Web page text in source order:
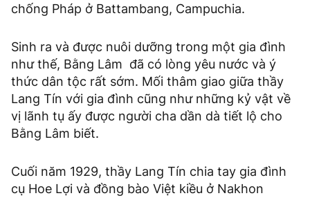
chống Pháp ở Battambang, Campuchia.
Sinh ra và được nuôi dưỡng trong một gia đình
như thế, Bằng Lâm đã có lòng yêu nước và ý
thức dân tộc rất sớm. Mối thâm giao giữa thầy
Lang Tín với gia đình cũng như những kỷ vật về
vị lãnh tụ ấy được người cha dần dà tiết lộ cho
Bằng Lâm biết.
Cuối năm 1929, thầy Lang Tín chia tay gia đình
cụ Hoe Lợi và đồng bào Việt kiều ở Nakhon